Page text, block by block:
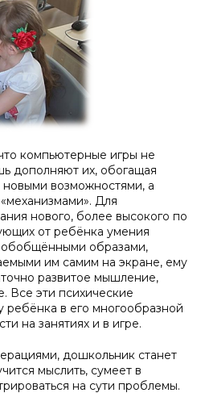
компьютерные игры не
дополняют их, обогащая
возможностями, а
Для
нового, более высокого по
от ребёнка умения
обобщёнными образами,
им самим на экране, ему
развитое мышление,
Все эти психические
в его многообразной
на занятиях и в игре.
дошкольник станет
мыслить, сумеет в
на сути проблемы.